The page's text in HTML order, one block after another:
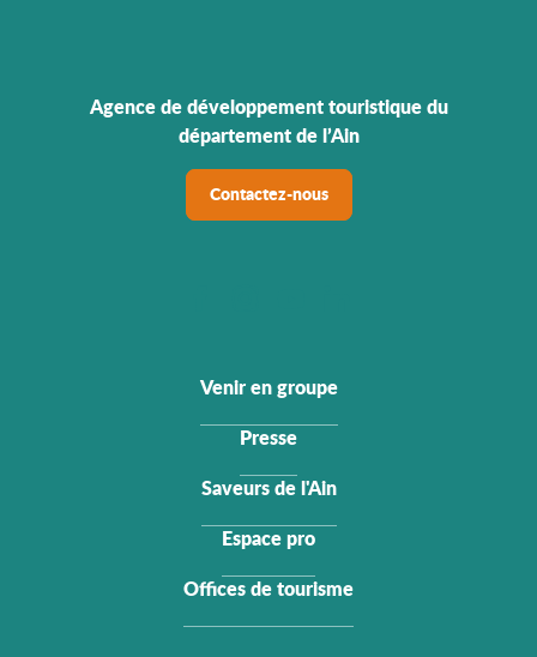
Agence de développement touristique du
département de l’Ain
Contactez-nous
Venir en groupe
Presse
Saveurs de l'Ain
Espace pro
Offices de tourisme